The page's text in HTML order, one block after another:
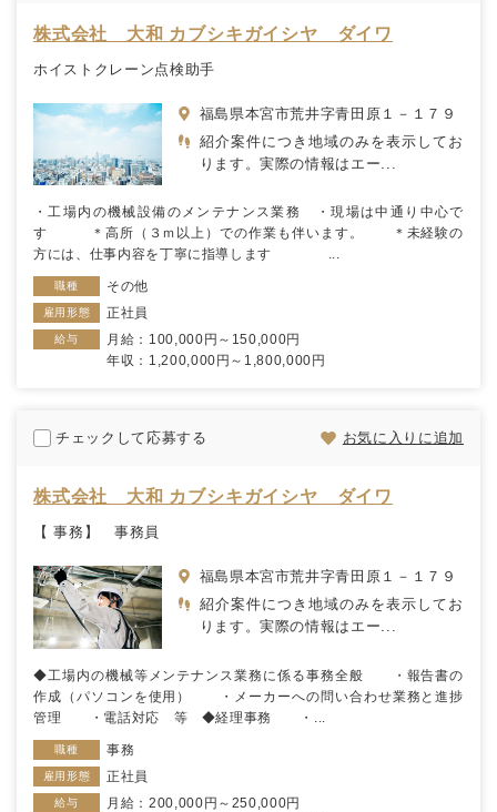
株式会社 大和 カブシキガイシヤ ダイワ
ホイストクレーン点検助手
福島県本宮市荒井字青田原１－１７９
紹介案件につき地域のみを表示してお
ります。実際の情報はエー...
・工場内の機械設備のメンテナンス業務 ・現場は中通り中心で
す ＊高所（３ｍ以上）での作業も伴います。 ＊未経験の
方には、仕事内容を丁寧に指導します ...
職種 その他
雇用形態 正社員
給与
月給：100,000円～150,000円
年収：1,200,000円～1,800,000円
チェックして応募する お気に入りに追加
株式会社 大和 カブシキガイシヤ ダイワ
【 事務】 事務員
福島県本宮市荒井字青田原１－１７９
紹介案件につき地域のみを表示してお
ります。実際の情報はエー...
◆工場内の機械等メンテナンス業務に係る事務全般 ・報告書の
作成（パソコンを使用） ・メーカーへの問い合わせ業務と進捗
管理 ・電話対応 等 ◆経理事務 ・...
職種 事務
雇用形態 正社員
給与
月給：200,000円～250,000円